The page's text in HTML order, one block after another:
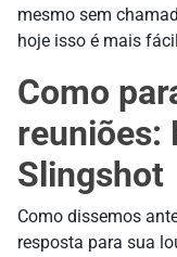
mesmo sem
hoje isso é mais
Como
reuniões:
Slingshot
Como dissemos
resposta para sua